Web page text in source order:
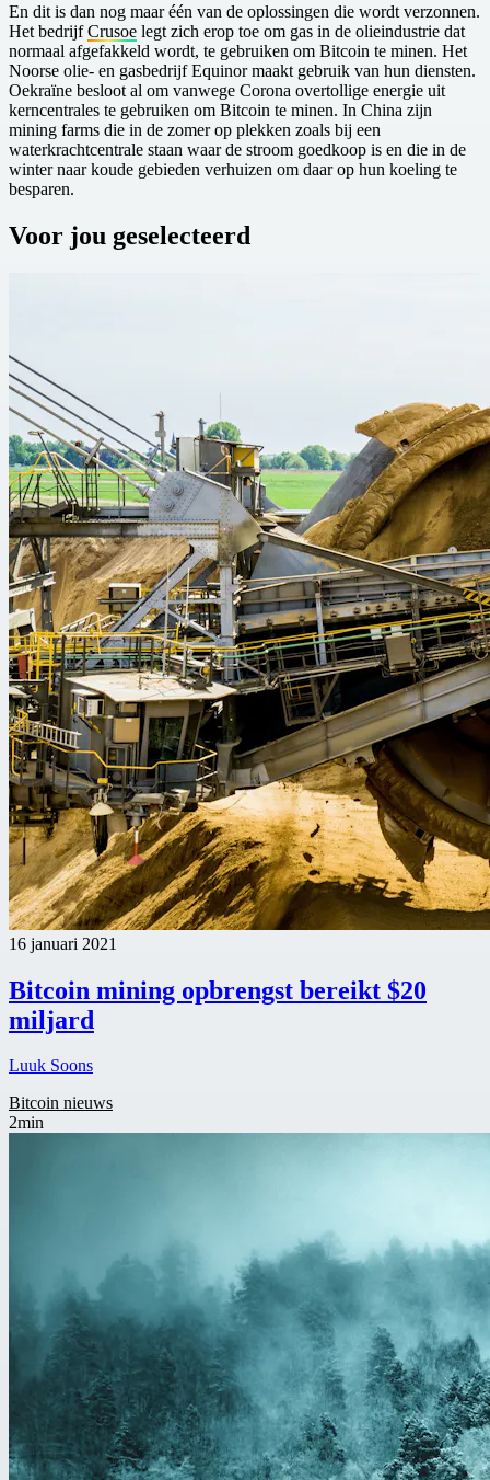
En dit is dan nog maar één van de oplossingen die wordt verzonnen.
Het bedrijfCrusoe legt zich erop toe om gas in de olieindustrie dat
normaal afgefakkeld wordt, te gebruiken om Bitcoin te minen. Het
Noorse olie- en gasbedrijf Equinor maakt gebruik van hun diensten.
Oekraïne besloot al om vanwege Corona overtollige energie uit
kerncentrales te gebruiken om Bitcoin te minen. In China zijn
mining farms die in de zomer op plekken zoals bij een
waterkrachtcentrale staan waar de stroom goedkoop is en die in de
winter naar koude gebieden verhuizen om daar op hun koeling te
besparen.
Voor jou geselecteerd
16 januari 2021
Bitcoin mining opbrengst bereikt $20
miljard
Luuk Soons
Bitcoin nieuws
2min